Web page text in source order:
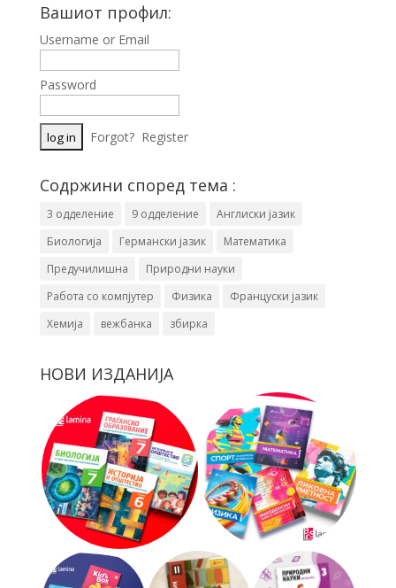
Вашиот профил:
Username or Email
Password
Forgot? Register
Содржини според тема :
3 одделение 9 одделение
Англиски јазик
Биологија
Германски јазик
Математика
Предучилишна
Природни науки
Работа со компјутер
Физика
Француски јазик
Хемија
вежбанка збирка
НОВИ ИЗДАНИЈА